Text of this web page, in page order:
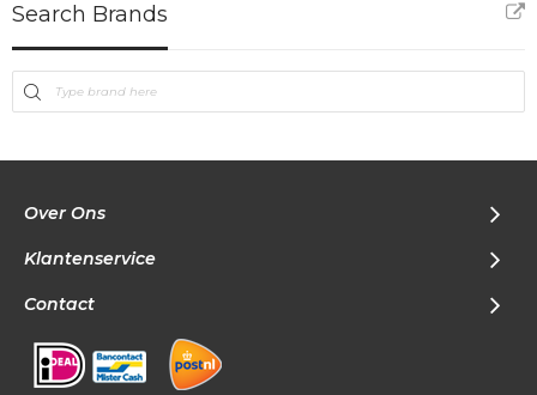
Search Brands
Over Ons
Klantenservice
Contact